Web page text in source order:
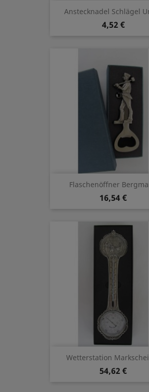
Anstecknadel Schlägel
4,52 €
Flaschenöffner
16,54 €
Wetterstation
54,62 €